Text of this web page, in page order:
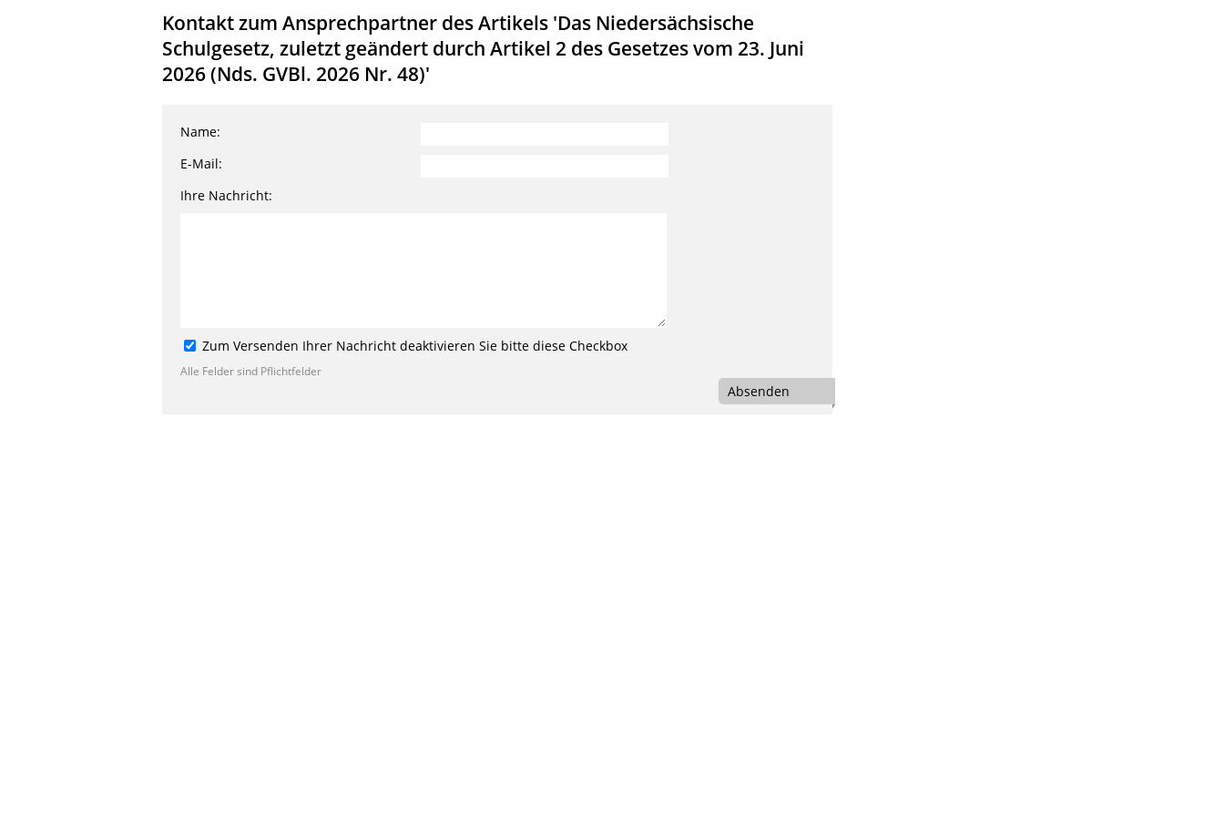
Kontakt zum Ansprechpartner des Artikels 'Das Niedersächsische
Schulgesetz, zuletzt geändert durch Artikel 2 des Gesetzes vom 23. Juni
2026 (Nds. GVBl. 2026 Nr. 48)'
Name:
E-Mail:
Ihre Nachricht:
Zum Versenden Ihrer Nachricht deaktivieren Sie bitte diese Checkbox
Alle Felder sind Pflichtfelder
Absenden